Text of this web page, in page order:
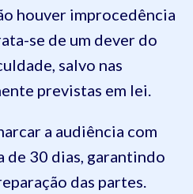
houver improcedência
se de um dever do
salvo nas
previstas em lei.
a audiência com
de 30 dias, garantindo
das partes.